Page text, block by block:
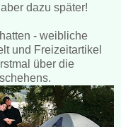
dazu später!
- weibliche
und Freizeitartikel
über die